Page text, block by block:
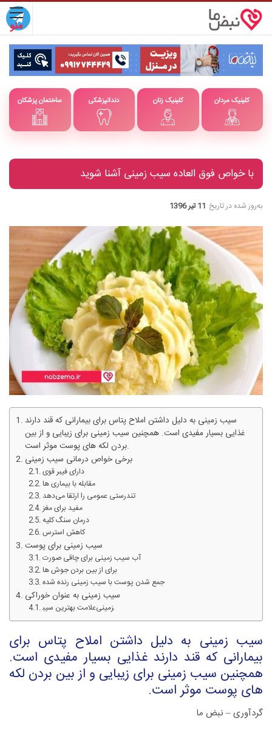
ساختمان پزشکان دندانپزشکی کلینیک زنان کلینیک مردان
با خواص فوق العاده سیب زمینی آشنا شوید
به‌روز شده در تاریخ 11 تیر 1396
سیب زمینی به دلیل داشتن املاح پتاس برای بیمارانی که قند دارند
غذایی بسیار مفیدی است. همچنین سیب زمینی برای زیبایی و از بین
بردن لکه های پوست موثر است.
برخی خواص درمانی سیب زمینی
دارای فیبر قوی
مقابله با بیماری ها
تندرستی عمومی را ارتقا می‌دهد
مفید برای مغز
درمان سنگ کلیه
کاهش استرس
سیب زمینی برای پوست
آب سیب زمینی برای چاقی صورت
برای از بین بردن جوش ها
جمع شدن پوست با سیب زمینی رنده شده
سیب زمینی به عنوان خوراکی
علامت بهترین سیب‎زمینی
سیب زمینی به دلیل داشتن املاح پتاس برای
بیمارانی که قند دارند غذایی بسیار مفیدی است.
همچنین سیب زمینی برای زیبایی و از بین بردن لکه
های پوست موثر است.
گردآوری – نبض ما